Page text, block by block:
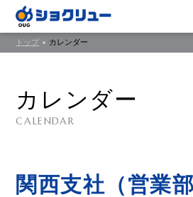
カレンダー
CALENDAR
トップ カレンダー
関西支社（営業